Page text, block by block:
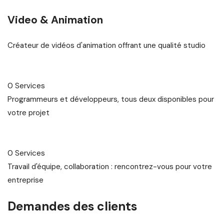
Video & Animation
Créateur de vidéos d'animation offrant une qualité studio
0 Services
Programmeurs et développeurs, tous deux disponibles pour
votre projet
0 Services
Travail d'équipe, collaboration : rencontrez-vous pour votre
entreprise
Demandes des clients